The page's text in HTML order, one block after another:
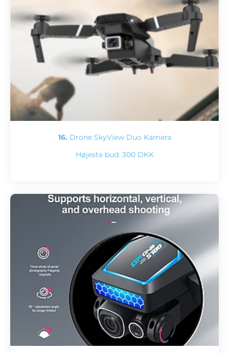
16. Drone SkyView Duo Kamera
Højeste bud: 300 DKK